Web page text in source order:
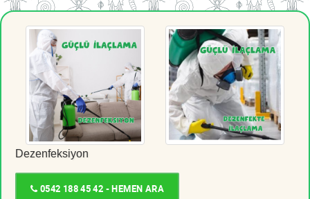
Dezenfeksiyon
0542 188 45 42 - HEMEN ARA